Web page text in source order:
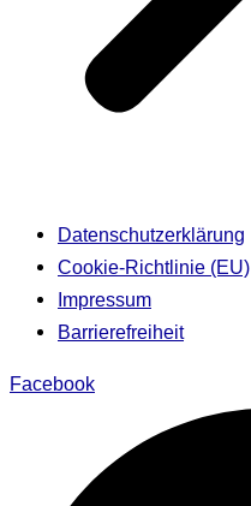
Datenschutzerklärung
Cookie-Richtlinie (EU)
Impressum
Barrierefreiheit
Facebook